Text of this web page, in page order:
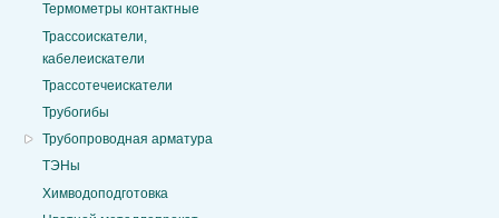
Термометры контактные
Трассоискатели,
кабелеискатели
Трассотечеискатели
Трубогибы
Трубопроводная арматура
ТЭНы
Химводоподготовка